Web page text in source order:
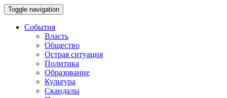
Toggle navigation
События
Власть
Общество
Острая ситуация
Политика
Образование
Культура
Скандалы